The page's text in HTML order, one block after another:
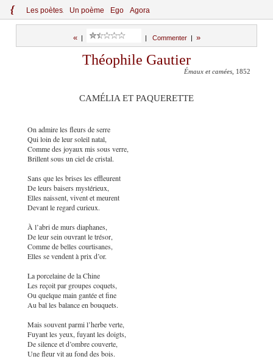
{ Les poètes Un poème Ego Agora
«| Commenter| »
Théophile Gautier
Émaux et camées , 1852
CAMÉLIA ET PAQUERETTE
On admire les fleurs de serre
Qui loin de leur soleil natal,
Comme des joyaux mis sous verre,
Brillent sous un ciel de cristal.
Sans que les brises les effleurent
De leurs baisers mystérieux,
Elles naissent, vivent et meurent
Devant le regard curieux.
À l’abri de murs diaphanes,
De leur sein ouvrant le trésor,
Comme de belles courtisanes,
Elles se vendent à prix d’or.
La porcelaine de la Chine
Les reçoit par groupes coquets,
Ou quelque main gantée et fine
Au bal les balance en bouquets.
Mais souvent parmi l’herbe verte,
Fuyant les yeux, fuyant les doigts,
De silence et d’ombre couverte,
Une fleur vit au fond des bois.